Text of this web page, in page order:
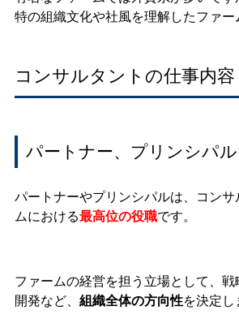
特の組織文化や社風を理解したファー
コンサルタントの仕事内容
パートナー、プリンシパル
パートナーやプリンシパルは、コン
ムにおける最高位の役職です。
ファームの経営を担う立場として、戦
開発など、 組織全体の方向性を決定し